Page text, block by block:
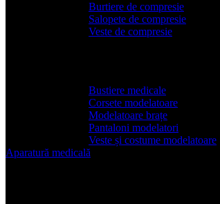
Burtiere de compresie
Salopete de compresie
Veste de compresie
Bustiere medicale
Corsete modelatoare
Modelatoare brațe
Pantaloni modelatori
Veste și costume modelatoare
Aparatură medicală